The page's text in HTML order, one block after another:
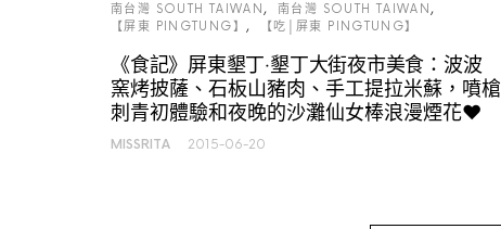
南台灣 SOUTH TAIWAN
南台灣 SOUTH TAIWAN
【屏東 PINGTUNG】
【吃│屏東 PINGTUNG】
《食記》屏東墾丁‧墾丁大街夜市美食：波波
窯烤披薩、石板山豬肉、手工提拉米蘇，噴槍
刺青初體驗和夜晚的沙灘仙女棒浪漫煙花♥
MISSRITA 2015-06-20